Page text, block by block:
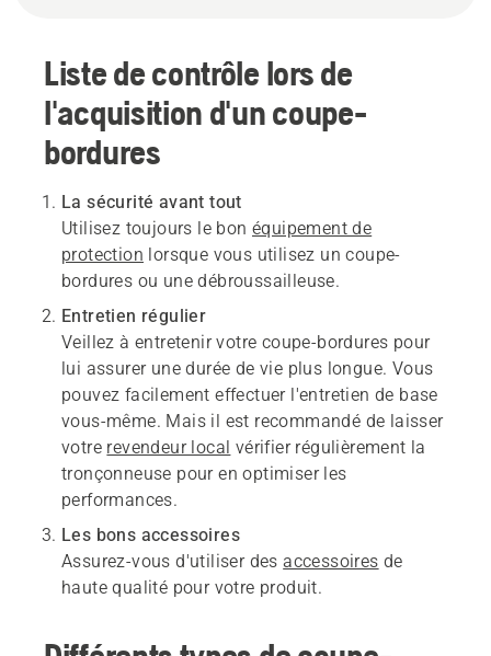
Liste de contrôle lors de
l'acquisition d'un coupe-
bordures
La sécurité avant tout
Utilisez toujours le bon équipement de
protection lorsque vous utilisez un coupe-
bordures ou une débroussailleuse.
Entretien régulier
Veillez à entretenir votre coupe-bordures pour
lui assurer une durée de vie plus longue. Vous
pouvez facilement effectuer l'entretien de base
vous-même. Mais il est recommandé de laisser
votre revendeur local vérifier régulièrement la
tronçonneuse pour en optimiser les
performances.
Les bons accessoires
Assurez-vous d'utiliser desaccessoires de
haute qualité pour votre produit.